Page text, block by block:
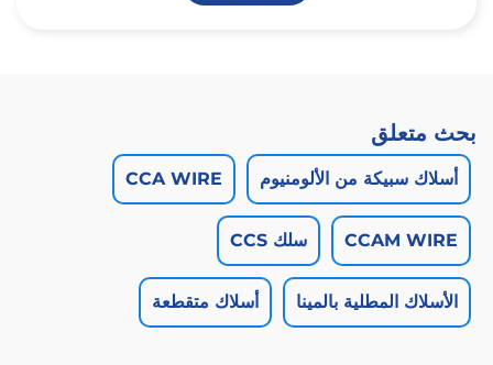
بحث متعلق
أسلاك سبيكة من الألومنيوم CCA WIRE
CCAM WIRE سلك CCS
الأسلاك المطلية بالمينا أسلاك متقطعة